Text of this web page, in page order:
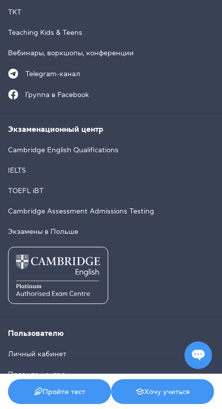
TKT
Teaching Kids & Teens
Вебинары, воркшопы, конференции
Telegram-канал
Группа в Facebook
Экзаменационный центр
Cambridge English Qualifications
IELTS
TOEFL iBT
Cambridge Assessment Admissions Testing
Экзамены в Польше
Пользователю
Личный кабинет
Правила центра
Договор обучения
Пройти тест Хочу учиться